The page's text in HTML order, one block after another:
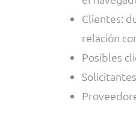
Clientes:
relación
Posibles